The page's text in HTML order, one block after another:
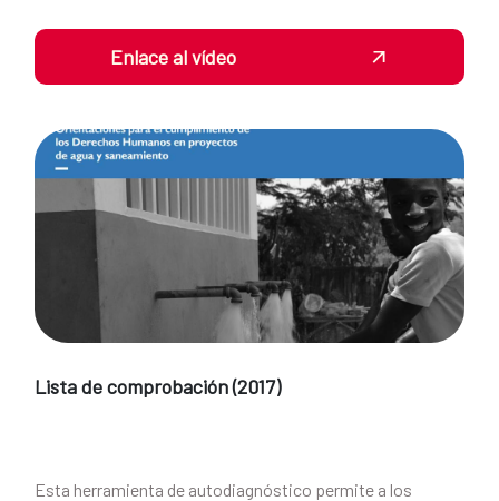
Enlace al vídeo
Lista de comprobación (2017)
Esta herramienta de autodiagnóstico permite a los